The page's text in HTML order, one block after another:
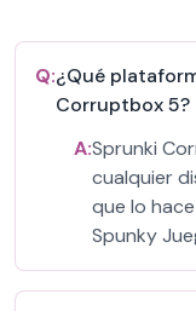
Q:¿Qué
Corruptbox 5?
A:Sprunki
cualquier
que lo
Spunky